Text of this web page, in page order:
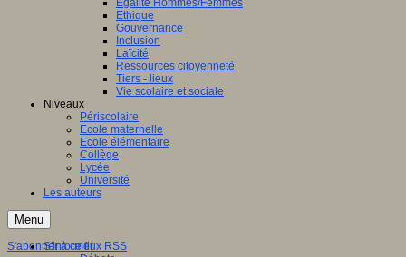
Egalité Hommes/Femmes
Ethique
Gouvernance
Inclusion
Laïcité
Ressources citoyenneté
Tiers - lieux
Vie scolaire et sociale
Niveaux
Périscolaire
Ecole maternelle
Ecole élémentaire
Collège
Lycée
Université
Les auteurs
Menu
S'informer
S'abonner à ce flux RSS